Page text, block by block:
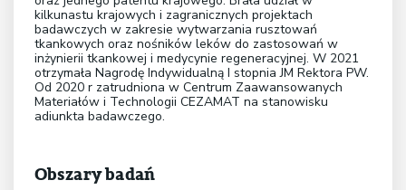
kilkunastu krajowych i zagranicznych projektach
badawczych w zakresie wytwarzania rusztowań
tkankowych oraz nośników leków do zastosowań w
inżynierii tkankowej i medycynie regeneracyjnej. W 2021
otrzymała Nagrodę Indywidualną I stopnia JM Rektora PW.
Od 2020 r zatrudniona w Centrum Zaawansowanych
Materiałów i Technologii CEZAMAT na stanowisku
adiunkta badawczego.
Obszary badań